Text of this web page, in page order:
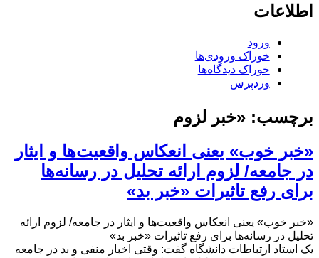
اطلاعات
ورود
خوراک ورودی‌ها
خوراک دیدگاه‌ها
وردپرس
برچسب: «خبر لزوم
«خبر خوب» یعنی انعکاس واقعیت‌‌ها و ایثار
در جامعه/ لزوم ارائه تحلیل در رسانه‌ها
برای رفع تاثیرات «خبر بد»
«خبر خوب» یعنی انعکاس واقعیت‌‌ها و ایثار در جامعه/ لزوم ارائه
تحلیل در رسانه‌ها برای رفع تاثیرات «خبر بد»
یک استاد ارتباطات دانشگاه گفت: وقتی اخبار منفی و بد در جامعه